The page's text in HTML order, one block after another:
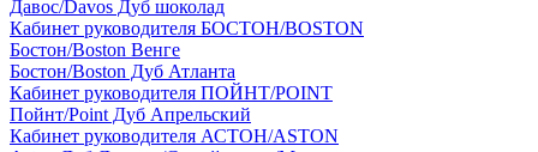
Давос/Davos Дуб шоколад
Кабинет руководителя БОСТОН/BOSTON
Бостон/Boston Венге
Бостон/Boston Дуб Атланта
Кабинет руководителя ПОЙНТ/POINT
Пойнт/Point Дуб Апрельский
Кабинет руководителя АСТОН/ASTON